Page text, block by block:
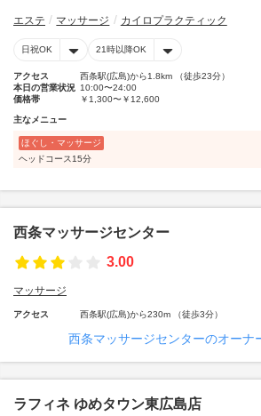
エステ マッサージ カイロプラクティック
日祝OK 21時以降OK
アクセス
西条駅(広島)から1.8km （徒歩23分）
本日の営業状況 10:00〜24:00
価格帯
￥1,300〜￥12,600
主なメニュー
ほぐし・マッサージ
ヘッドコース15分
西条マッサージセンター
3.00
マッサージ
アクセス 西条駅(広島)から230m （徒歩3分）
西条マッサージセンターのオーナ
ラフィネ ゆめタウン東広島店